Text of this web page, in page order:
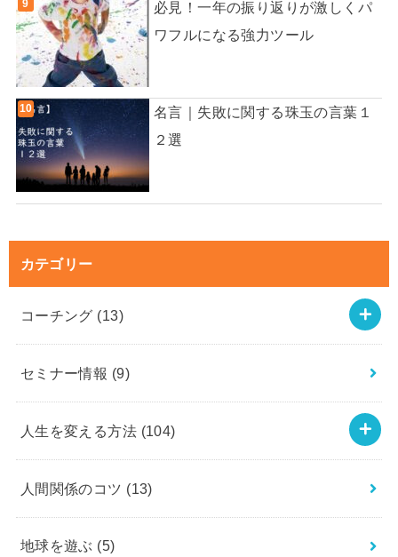
必見！一年の振り返りが激しくパ
ワフルになる強力ツール
名言｜失敗に関する珠玉の言葉１
２選
カテゴリー
コーチング (13)
セミナー情報 (9)
人生を変える方法 (104)
人間関係のコツ (13)
地球を遊ぶ (5)